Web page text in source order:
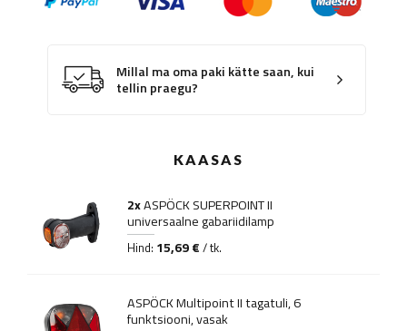
Millal ma oma paki kätte saan, kui
tellin praegu?
KAASAS
2xASPÖCK SUPERPOINT II
universaalne gabariidilamp
Hind: 15,69 € / tk.
ASPÖCK Multipoint II tagatuli, 6
funktsiooni, vasak